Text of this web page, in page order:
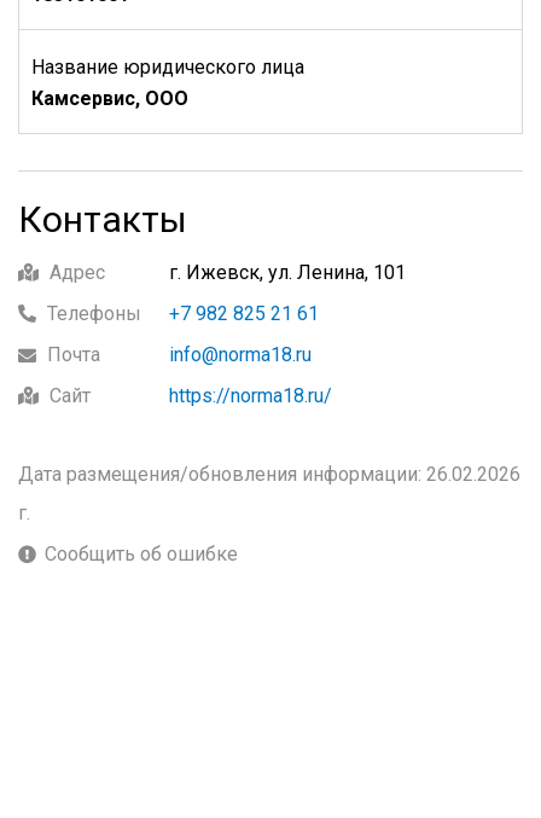
Название юридического лица
Камсервис, ООО
Контакты
Адрес
г. Ижевск, ул. Ленина, 101
Телефоны
+7 982 825 21 61
Почта
info@norma18.ru
Сайт
https://norma18.ru/
Дата размещения/обновления информации: 26.02.2026
г.
Сообщить об ошибке